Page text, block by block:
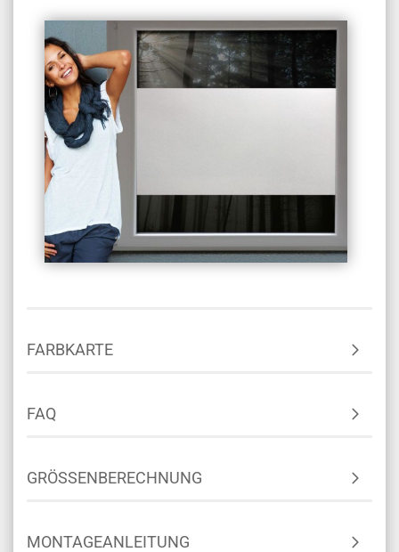
FARBKARTE
FAQ
GRÖSSENBERECHNUNG
MONTAGEANLEITUNG